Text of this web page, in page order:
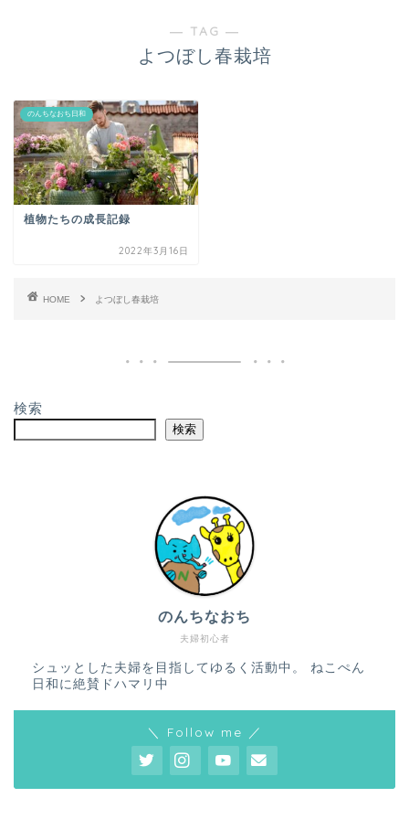
― TAG ―
よつぼし春栽培
のんちなおち日和
植物たちの成長記録
2022年3月16日
HOME よつぼし春栽培
検索
検索
夫婦初心者
のんちなおち
シュッとした夫婦を目指してゆるく活動中。 ねこぺん
日和に絶賛ドハマリ中
＼ Follow me ／